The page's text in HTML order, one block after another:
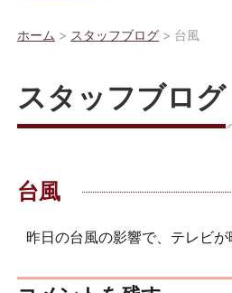
ホーム > スタッフブログ > 台風
スタッフブログ
台風
昨日の台風の影響で、テレビ